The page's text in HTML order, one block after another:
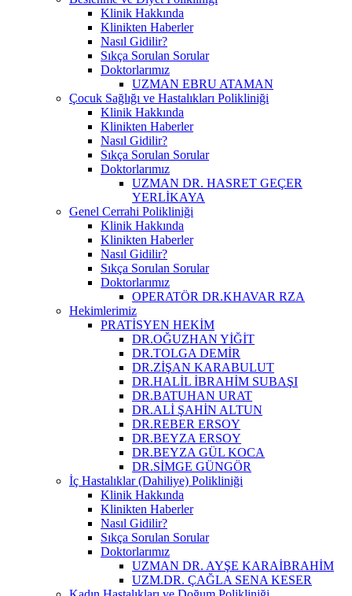
Klinik Hakkında
Klinikten Haberler
Nasıl Gidilir?
Sıkça Sorulan Sorular
Doktorlarımız
UZMAN EBRU ATAMAN
Çocuk Sağlığı ve Hastalıkları Polikliniği
Klinik Hakkında
Klinikten Haberler
Nasıl Gidilir?
Sıkça Sorulan Sorular
Doktorlarımız
UZMAN DR. HASRET GEÇER
YERLİKAYA
Genel Cerrahi Polikliniği
Klinik Hakkında
Klinikten Haberler
Nasıl Gidilir?
Sıkça Sorulan Sorular
Doktorlarımız
OPERATÖR DR.KHAVAR RZA
Hekimlerimiz
PRATİSYEN HEKİM
DR.OĞUZHAN YİĞİT
DR.TOLGA DEMİR
DR.ZİŞAN KARABULUT
DR.HALİL İBRAHİM SUBAŞI
DR.BATUHAN URAT
DR.ALİ ŞAHİN ALTUN
DR.REBER ERSOY
DR.BEYZA ERSOY
DR.BEYZA GÜL KOCA
DR.SİMGE GÜNGÖR
İç Hastalıklar (Dahiliye) Polikliniği
Klinik Hakkında
Klinikten Haberler
Nasıl Gidilir?
Sıkça Sorulan Sorular
Doktorlarımız
UZMAN DR. AYŞE KARAİBRAHİM
UZM.DR. ÇAĞLA SENA KESER